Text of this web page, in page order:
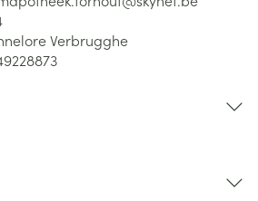
Verbrugghe